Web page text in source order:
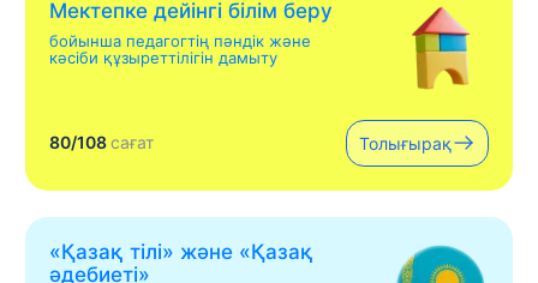
Мектепке дейінгі білім беру
бойынша педагогтің пәндік және
кәсіби құзыреттілігін дамыту
80/108сағат Толығырақ
«Қазақ тілі» жəне «Қазақ
əдебиеті»